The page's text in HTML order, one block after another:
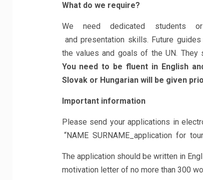
What do we require?
We need dedicated students or
and presentation skills. Future
the values and goals of the UN.
You need to be fluent in English
Slovak or Hungarian will be given
Important information
Please send your applications in
“NAME SURNAME_application for
The application should be written in
motivation letter of no more than 300